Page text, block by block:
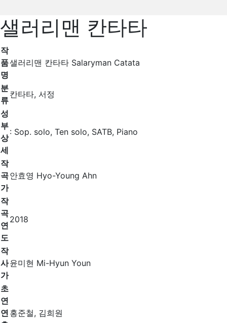
샐러리맨 칸타타
작
품
명
샐러리맨 칸타타 Salaryman Catata
분
류
칸타타, 서정
성
부
상
세
: Sop. solo, Ten solo, SATB, Piano
작
곡
가
안효영 Hyo-Young Ahn
작
곡
연
도
2018
작
사
가
윤미현 Mi-Hyun Youn
초
연
연 홍준철, 김희원